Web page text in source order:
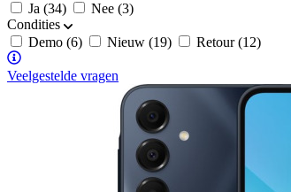
Ja (34)
Nee (3)
Condities
Demo (6)
Nieuw (19) Retour (12)
Veelgestelde vragen